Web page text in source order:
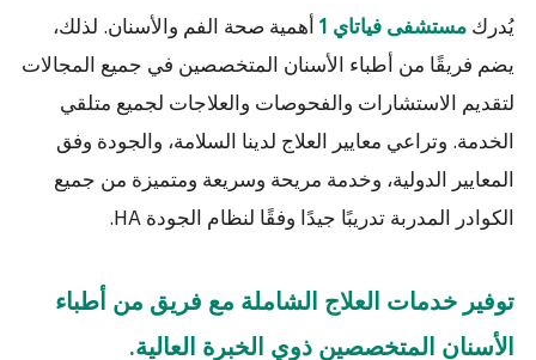
يُدرك مستشفى فياتاي 1
أهمية صحة الفم والأسنان. لذلك،
يضم فريقًا من أطباء الأسنان المتخصصين في جميع المجالات
لتقديم الاستشارات والفحوصات والعلاجات لجميع متلقي
الخدمة. وتراعي معايير العلاج لدينا السلامة، والجودة وفق
المعايير الدولية، وخدمة مريحة وسريعة ومتميزة من جميع
الكوادر المدربة تدريبًا جيدًا وفقًا لنظام الجودة HA.
توفير خدمات العلاج الشاملة مع فريق من أطباء
الأسنان المتخصصين ذوي الخبرة العالية.